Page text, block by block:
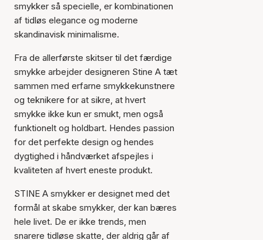
smykker så specielle, er kombinationen
af tidløs elegance og moderne
skandinavisk minimalisme.
Fra de allerførste skitser til det færdige
smykke arbejder designeren Stine A tæt
sammen med erfarne smykkekunstnere
og teknikere for at sikre, at hvert
smykke ikke kun er smukt, men også
funktionelt og holdbart. Hendes passion
for det perfekte design og hendes
dygtighed i håndværket afspejles i
kvaliteten af hvert eneste produkt.
STINE A smykker er designet med det
formål at skabe smykker, der kan bæres
hele livet. De er ikke trends, men
snarere tidløse skatte, der aldrig går af